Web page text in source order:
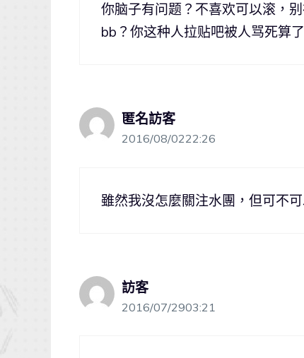
你脑子有问题？不喜欢可以滚，
bb？你这种人拉贴吧被人骂死算了
匿名訪客
2016/08/0222:26
雖然我沒怎麼關注水團，但可不
訪客
2016/07/2903:21